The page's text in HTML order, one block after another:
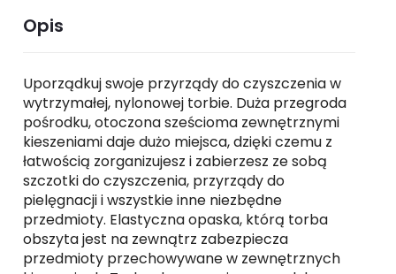
Opis
Uporządkuj swoje przyrządy do czyszczenia w
wytrzymałej, nylonowej torbie. Duża przegroda
pośrodku, otoczona sześcioma zewnętrznymi
kieszeniami daje dużo miejsca, dzięki czemu z
łatwością zorganizujesz i zabierzesz ze sobą
szczotki do czyszczenia, przyrządy do
pielęgnacji i wszystkie inne niezbędne
przedmioty. Elastyczna opaska, którą torba
obszyta jest na zewnątrz zabezpiecza
przedmioty przechowywane w zewnętrznych